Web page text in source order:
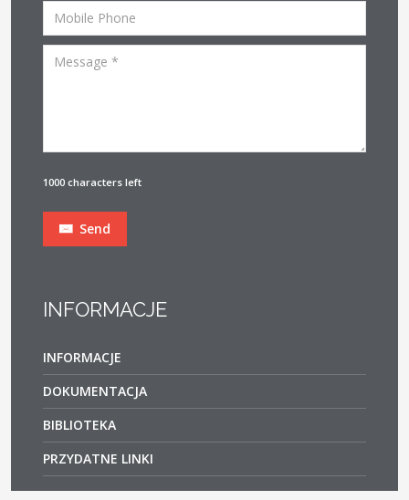
1000 characters left
Send
INFORMACJE
INFORMACJE
DOKUMENTACJA
BIBLIOTEKA
PRZYDATNE LINKI